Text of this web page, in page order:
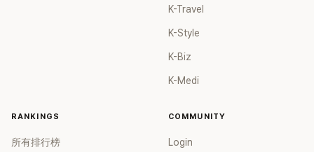
K-Travel
K-Style
K-Biz
K-Medi
RANKINGS
所有排行榜
COMMUNITY
Login